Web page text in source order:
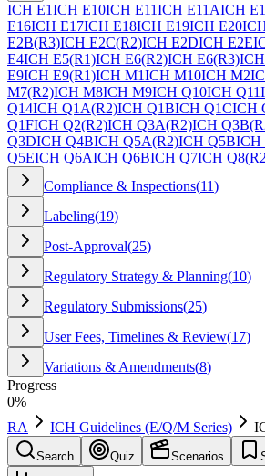
ICH E1ICH E10ICH E11ICH E11AICH
E16ICH E17ICH E18ICH E19ICH E20
E2B(R3)ICH E2C(R2)ICH E2DICH E2E
E4ICH E5(R1)ICH E6(R2)ICH E6(R3)
E9ICH E9(R1)ICH M1ICH M10ICH M2
M7(R2)ICH M8ICH M9ICH Q10ICH Q11
Q14ICH Q1A(R2)ICH Q1BICH Q1CICH
Q1FICH Q2(R2)ICH Q3A(R2)ICH
Q3DICH Q4BICH Q5A(R2)ICH Q5BICH
Q5EICH Q6AICH Q6BICH Q7ICH
Compliance & Inspections(11)
Labeling(19)
Post-Approval(25)
Regulatory Strategy & Planning(10)
Regulatory Submissions(25)
User Fees, Timelines & Review(17)
Variations & Amendments(8)
Progress
0%
RA
ICH Guidelines (E/Q/M Series)
Search Quiz Scenarios